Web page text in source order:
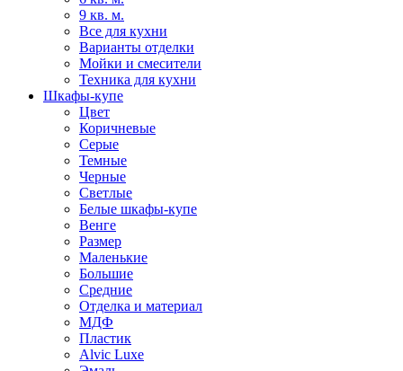
9 кв. м.
Все для кухни
Варианты отделки
Мойки и смесители
Техника для кухни
Шкафы-купе
Цвет
Коричневые
Серые
Темные
Черные
Светлые
Белые шкафы-купе
Венге
Размер
Маленькие
Большие
Средние
Отделка и материал
МДФ
Пластик
Alvic Luxe